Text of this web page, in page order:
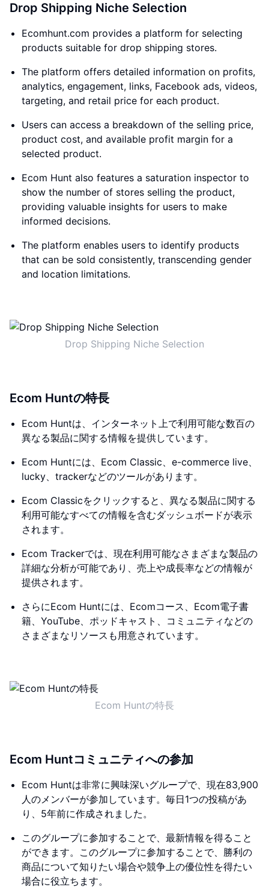
Drop Shipping Niche Selection
Ecomhunt.com provides a platform for selecting
products suitable for drop shipping stores.
The platform offers detailed information on profits,
analytics, engagement, links, Facebook ads, videos,
targeting, and retail price for each product.
Users can access a breakdown of the selling price,
product cost, and available profit margin for a
selected product.
Ecom Hunt also features a saturation inspector to
show the number of stores selling the product,
providing valuable insights for users to make
informed decisions.
The platform enables users to identify products
that can be sold consistently, transcending gender
and location limitations.
Drop Shipping Niche Selection
Ecom Huntの特長
Ecom Huntは、インターネット上で利用可能な数百の
異なる製品に関する情報を提供しています。
Ecom Huntには、Ecom Classic、e-commerce live、
lucky、trackerなどのツールがあります。
Ecom Classicをクリックすると、異なる製品に関する
利用可能なすべての情報を含むダッシュボードが表示
されます。
Ecom Trackerでは、現在利用可能なさまざまな製品の
詳細な分析が可能であり、売上や成長率などの情報が
提供されます。
さらにEcom Huntには、Ecomコース、Ecom電子書
籍、YouTube、ポッドキャスト、コミュニティなどの
さまざまなリソースも用意されています。
Ecom Huntの特長
Ecom Huntコミュニティへの参加
Ecom Huntは非常に興味深いグループで、現在83,900
人のメンバーが参加しています。毎日1つの投稿があ
り、5年前に作成されました。
このグループに参加することで、最新情報を得ること
ができます。このグループに参加することで、勝利の
商品について知りたい場合や競争上の優位性を得たい
場合に役立ちます。